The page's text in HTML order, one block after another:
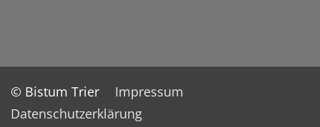
© Bistum Trier
Impressum
Datenschutzerklärung